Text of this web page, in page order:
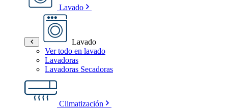
Lavado
Lavado
Ver todo en lavado
Lavadoras
Lavadoras Secadoras
Climatización